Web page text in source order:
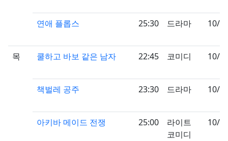
연애 플롭스 25:30 드라마 10/
목 쿨하고 바보 같은 남자 22:45 코미디 10/
책벌레 공주 23:30 드라마 10/
아키바 메이드 전쟁 25:00
라이트
코미디
10/